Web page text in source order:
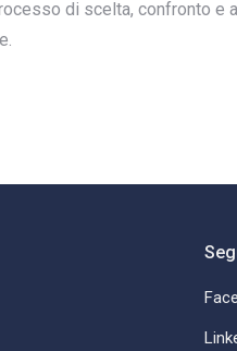
di scelta, confronto e